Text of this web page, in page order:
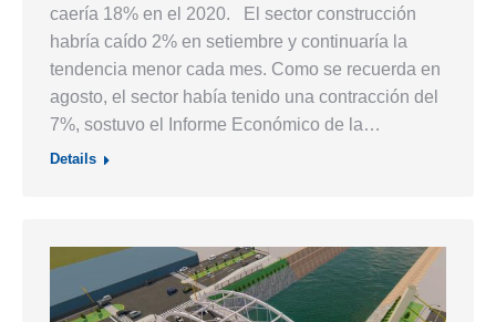
caería 18% en el 2020. El sector construcción
habría caído 2% en setiembre y continuaría la
tendencia menor cada mes. Como se recuerda en
agosto, el sector había tenido una contracción del
7%, sostuvo el Informe Económico de la…
Details